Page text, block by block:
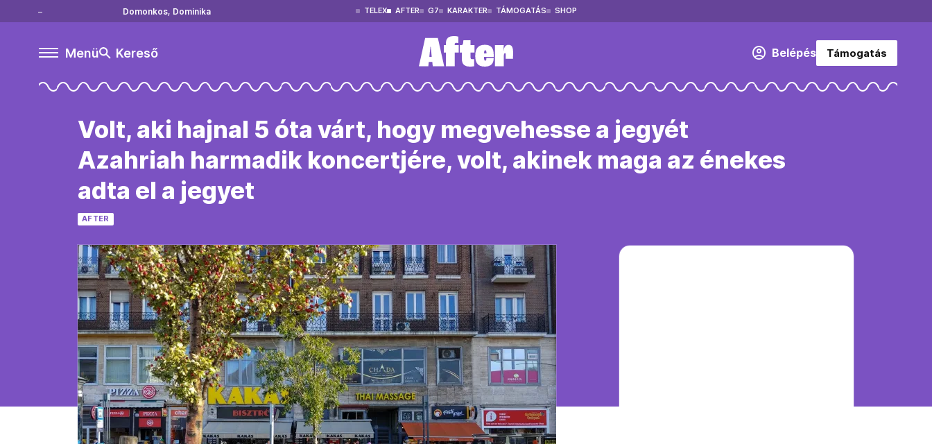
Domonkos, Dominika TELEX AFTER G7 KARAKTER TÁMOGATÁS SHOP
Menü Kereső Belépés Támogatás
Volt, aki hajnal 5 óta várt, hogy megvehesse a jegyét
Azahriah harmadik koncertjére, volt, akinek maga az énekes
adta el a jegyet
AFTER